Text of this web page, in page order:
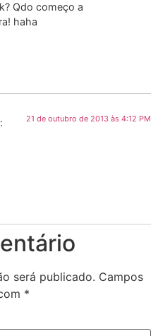
Qdo começo a
haha
21 de outubro de 2013 às 4:12 PM
será publicado. Campos
*